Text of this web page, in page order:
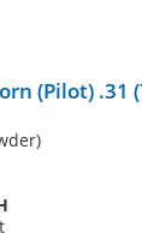
(Pilot) .31